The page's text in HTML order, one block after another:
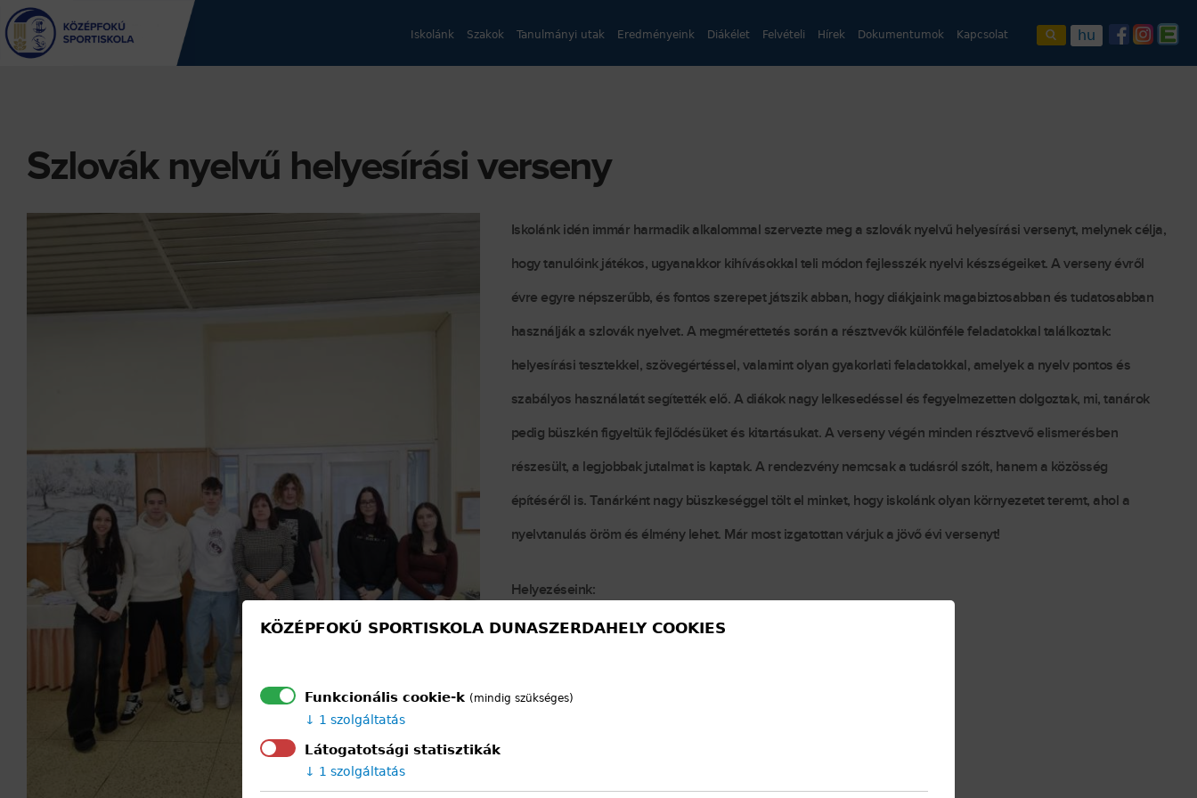
Jump
to
navigation
Iskolánk Szakok Tanulmányi utak Eredményeink Diákélet Felvételi Hírek Dokumentumok Kapcsolat hu
Back
Szlovák nyelvű helyesírási verseny
Iskolánk idén immár harmadik alkalommal szervezte meg a szlovák nyelvű helyesírási versenyt, melynek célja,
hogy tanulóink játékos, ugyanakkor kihívásokkal teli módon fejlesszék nyelvi készségeiket. A verseny évről
évre egyre népszerűbb, és fontos szerepet játszik abban, hogy diákjaink magabiztosabban és tudatosabban
használják a szlovák nyelvet. A megmérettetés során a résztvevők különféle feladatokkal találkoztak:
helyesírási tesztekkel, szövegértéssel, valamint olyan gyakorlati feladatokkal, amelyek a nyelv pontos és
szabályos használatát segítették elő. A diákok nagy lelkesedéssel és fegyelmezetten dolgoztak, mi, tanárok
pedig büszkén figyeltük fejlődésüket és kitartásukat. A verseny végén minden résztvevő elismerésben
részesült, a legjobbak jutalmat is kaptak. A rendezvény nemcsak a tudásról szólt, hanem a közösség
építéséről is. Tanárként nagy büszkeséggel tölt el minket, hogy iskolánk olyan környezetet teremt, ahol a
nyelvtanulás öröm és élmény lehet. Már most izgatottan várjuk a jövő évi versenyt!
Helyezéseink:
KÖZÉPFOKÚ SPORTISKOLA DUNASZERDAHELY COOKIES
Funkcionális cookie-k (mindig szükséges)
1 szolgáltatás
Látogatotsági statisztikák
1 szolgáltatás